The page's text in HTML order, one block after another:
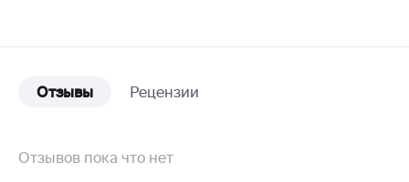
Отзывы Рецензии
Отзывов пока что нет